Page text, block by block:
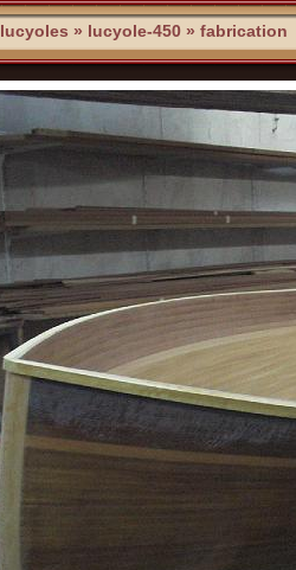
lucyoles » lucyole-450 » fabrication